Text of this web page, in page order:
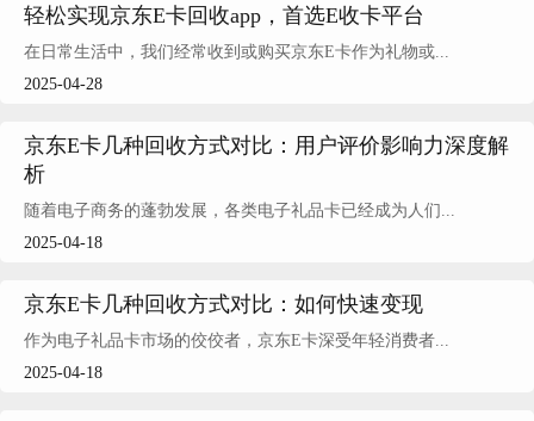
轻松实现京东E卡回收app，首选E收卡平台
在日常生活中，我们经常收到或购买京东E卡作为礼物或...
2025-04-28
京东E卡几种回收方式对比：用户评价影响力深度解
析
随着电子商务的蓬勃发展，各类电子礼品卡已经成为人们...
2025-04-18
京东E卡几种回收方式对比：如何快速变现
作为电子礼品卡市场的佼佼者，京东E卡深受年轻消费者...
2025-04-18